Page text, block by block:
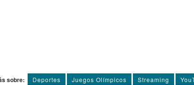
sobre: Deportes Juegos Olímpicos Streaming